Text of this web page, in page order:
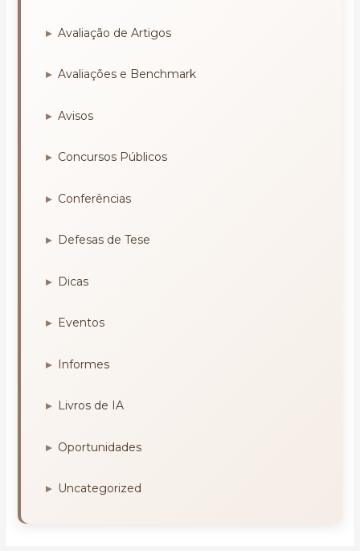
Avaliação de Artigos
Avaliações e Benchmark
Avisos
Concursos Públicos
Conferências
Defesas de Tese
Dicas
Eventos
Informes
Livros de IA
Oportunidades
Uncategorized